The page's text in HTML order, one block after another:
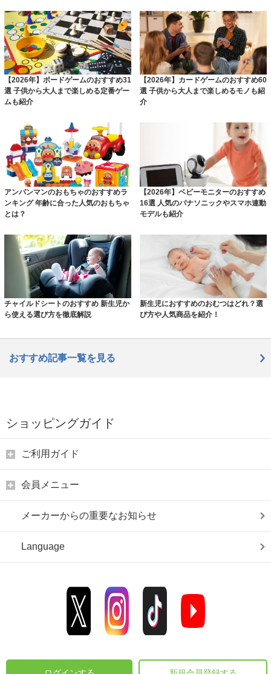
【2026年】ボードゲームのおすすめ31
選 子供から大人まで楽しめる定番ゲー
ムも紹介
【2026年】カードゲームのおすすめ60
選 子供から大人まで楽しめるモノも紹
介
アンパンマンのおもちゃのおすすめラ
ンキング 年齢に合った人気のおもちゃ
とは？
【2026年】ベビーモニターのおすすめ
16選 人気のパナソニックやスマホ連動
モデルも紹介
チャイルドシートのおすすめ 新生児か
ら使える選び方を徹底解説
新生児におすすめのおむつはどれ？選
び方や人気商品を紹介！
おすすめ記事一覧を見る
ショッピングガイド
ご利用ガイド
会員メニュー
メーカーからの重要なお知らせ
Language